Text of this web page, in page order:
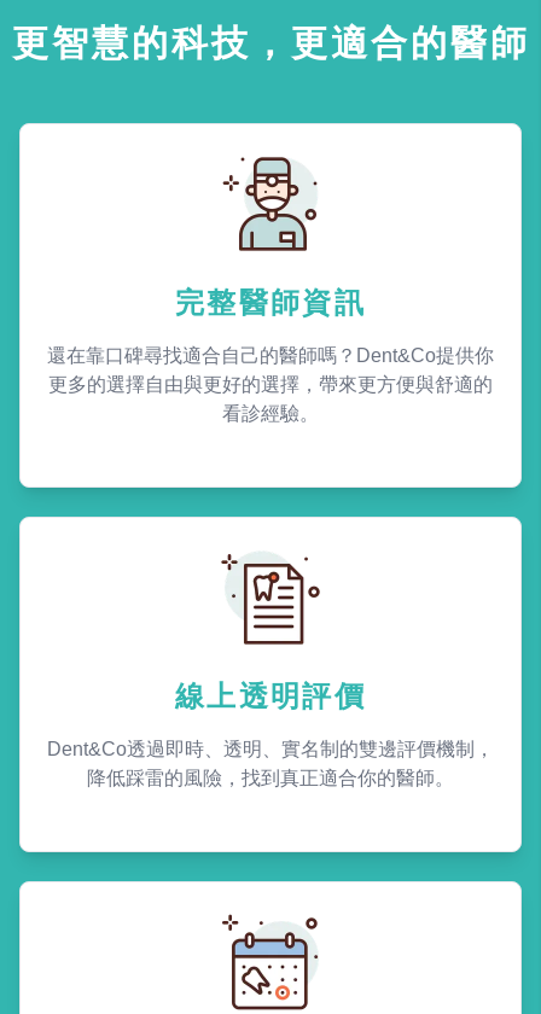
更智慧的科技，更適合的醫師
完整醫師資訊
還在靠口碑尋找適合自己的醫師嗎？Dent&Co提供你
更多的選擇自由與更好的選擇，帶來更方便與舒適的
看診經驗。
線上透明評價
Dent&Co透過即時、透明、實名制的雙邊評價機制，
降低踩雷的風險，找到真正適合你的醫師。